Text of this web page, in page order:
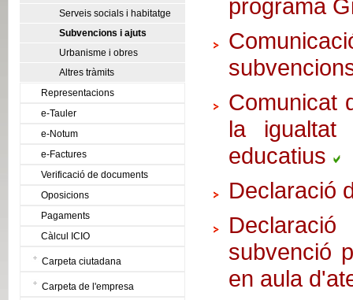
Serveis socials i habitatge
Subvencions i ajuts
Urbanisme i obres
Altres tràmits
Representacions
e-Tauler
e-Notum
e-Factures
Verificació de documents
Oposicions
Pagaments
Càlcul ICIO
Carpeta ciutadana
Carpeta de l'empresa
programa
Comunicat
la igualtat
educatius
Declaració
subvenció
en aula